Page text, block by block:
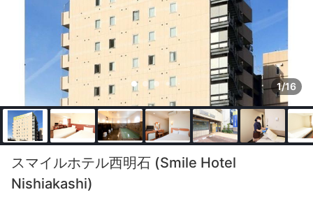
1/16
スマイルホテル西明石 (Smile Hotel
Nishiakashi)